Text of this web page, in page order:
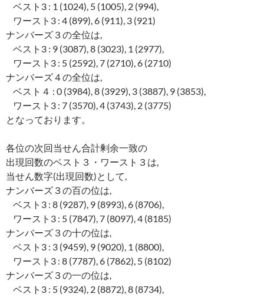
ベスト3 : 1 (1024), 5 (1005), 2 (994),
ワースト3 : 4 (899), 6 (911), 3 (921)
ナンバーズ３の全位は,
ベスト3 : 9 (3087), 8 (3023), 1 (2977),
ワースト3 : 5 (2592), 7 (2710), 6 (2710)
ナンバーズ４の全位は,
ベスト４ : 0 (3984), 8 (3929), 3 (3887), 9 (3853),
ワースト3 : 7 (3570), 4 (3743), 2 (3775)
となっております。
各位の次回当せん合計剰余一致の
出現回数のベスト３・ワースト３は,
当せん数字(出現回数)として,
ナンバーズ３の百の位は,
ベスト3 : 8 (9287), 9 (8993), 6 (8706),
ワースト3 : 5 (7847), 7 (8097), 4 (8185)
ナンバーズ３の十の位は,
ベスト3 : 3 (9459), 9 (9020), 1 (8800),
ワースト3 : 8 (7787), 6 (7862), 5 (8102)
ナンバーズ３の一の位は,
ベスト3 : 5 (9324), 2 (8872), 8 (8734),